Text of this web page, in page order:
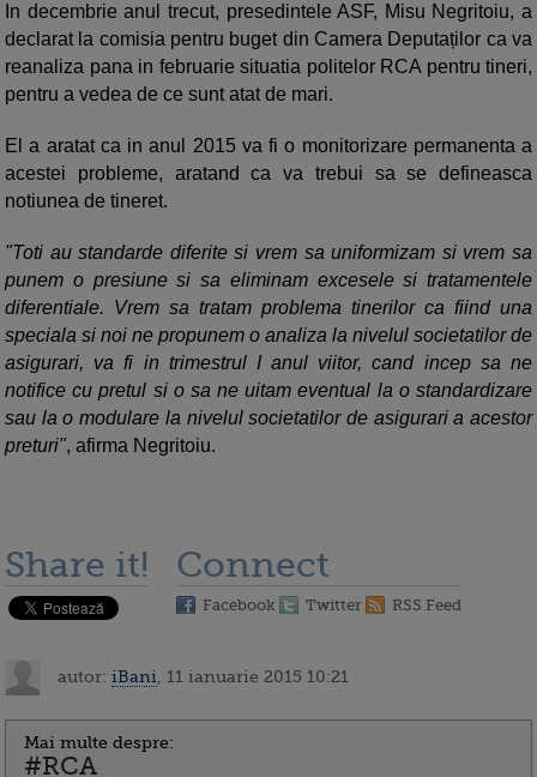
In decembrie anul trecut, presedintele ASF, Misu Negritoiu, a
declarat la comisia pentru buget din Camera Deputaților ca va
reanaliza pana in februarie situatia politelor RCA pentru tineri,
pentru a vedea de ce sunt atat de mari.
El a aratat ca in anul 2015 va fi o monitorizare permanenta a
acestei probleme, aratand ca va trebui sa se defineasca
notiunea de tineret.
"Toti au standarde diferite si vrem sa uniformizam si vrem sa
punem o presiune si sa eliminam excesele si tratamentele
diferentiale. Vrem sa tratam problema tinerilor ca fiind una
speciala si noi ne propunem o analiza la nivelul societatilor de
asigurari, va fi in trimestrul I anul viitor, cand incep sa ne
notifice cu pretul si o sa ne uitam eventual la o standardizare
sau la o modulare la nivelul societatilor de asigurari a acestor
preturi", afirma Negritoiu.
Share it! Connect
Facebook Twitter RSS Feed
autor: iBani , 11 ianuarie 2015 10:21
Mai multe despre:
#RCA